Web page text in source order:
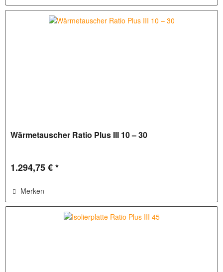
Wärmetauscher Ratio Plus III 10 – 30
1.294,75 € *
Merken